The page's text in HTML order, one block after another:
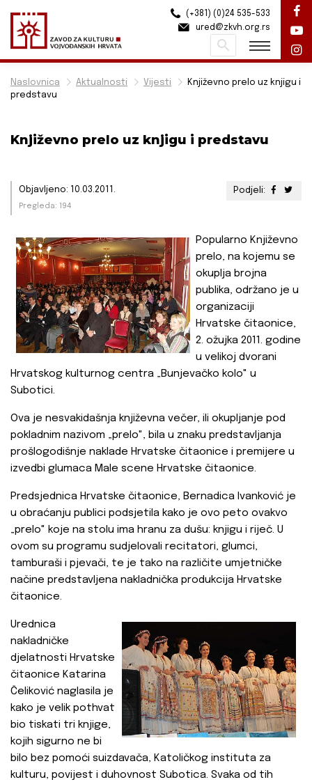
Naslovnica Aktualnosti Vijesti
Književno prelo uz knjigu i
predstavu
Književno prelo uz knjigu i predstavu
Podjeli:
Objavljeno: 10.03.2011.
Pregleda: 194
Popularno Književno
prelo, na kojemu se
okuplja brojna
publika, održano je u
organizaciji
Hrvatske čitaonice,
2. ožujka 2011. godine
u velikoj dvorani
Hrvatskog kulturnog centra „Bunjevačko kolo" u
Subotici.
Ova je nesvakidašnja književna večer, ili okupljanje pod
pokladnim nazivom „prelo", bila u znaku predstavljanja
prošlogodišnje naklade Hrvatske čitaonice i premijere u
izvedbi glumaca Male scene Hrvatske čitaonice.
Predsjednica Hrvatske čitaonice, Bernadica Ivanković je
u obraćanju publici podsjetila kako je ovo peto ovakvo
„prelo" koje na stolu ima hranu za dušu: knjigu i riječ. U
ovom su programu sudjelovali recitatori, glumci,
tamburaši i pjevači, te je tako na različite umjetničke
načine predstavljena nakladnička produkcija Hrvatske
čitaonice.
Urednica
nakladničke
djelatnosti Hrvatske
čitaonice Katarina
Čeliković naglasila je
kako je velik pothvat
bio tiskati tri knjige,
kojih sigurno ne bi
bilo bez pomoći suizdavača, Katoličkog instituta za
kulturu, povijest i duhovnost Subotica. Svaka od tih
(+381) (0)24 535-533
ured@zkvh.org.rs
Pretraži